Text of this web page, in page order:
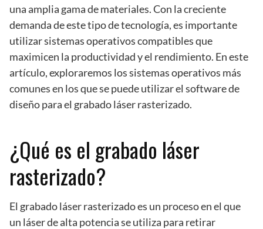
una amplia gama de materiales. Con la creciente
demanda de este tipo de tecnología, es importante
utilizar sistemas operativos compatibles que
maximicen la productividad y el rendimiento. En este
artículo, exploraremos los sistemas operativos más
comunes en los que se puede utilizar el software de
diseño para el grabado láser rasterizado.
¿Qué es el grabado láser
rasterizado?
El grabado láser rasterizado es un proceso en el que
un láser de alta potencia se utiliza para retirar